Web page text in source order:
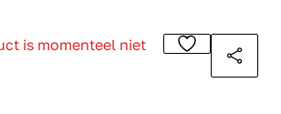
is momenteel niet